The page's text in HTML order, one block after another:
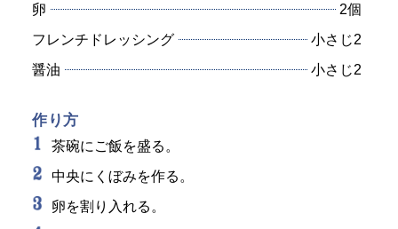
卵
2個
フレンチドレッシング
小さじ2
醤油
小さじ2
作り方
茶碗にご飯を盛る。
中央にくぼみを作る。
卵を割り入れる。